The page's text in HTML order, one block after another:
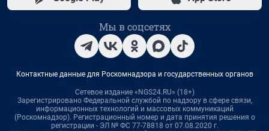
Мы в соцсетях
Контактные данные для Роскомнадзора и государственных органов
Сетевое издание «NGS24.RU» (18+)
Зарегистрировано Федеральной службой по надзору в сфере связи,
информационных технологий и массовых коммуникаций
(Роскомнадзор). Регистрационный номер и дата принятия решения о
регистрации - ЭЛ № ФС 77-78818 от 07.08.2020 г.